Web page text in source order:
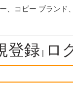
、コピー ブランド
登録 | ロ